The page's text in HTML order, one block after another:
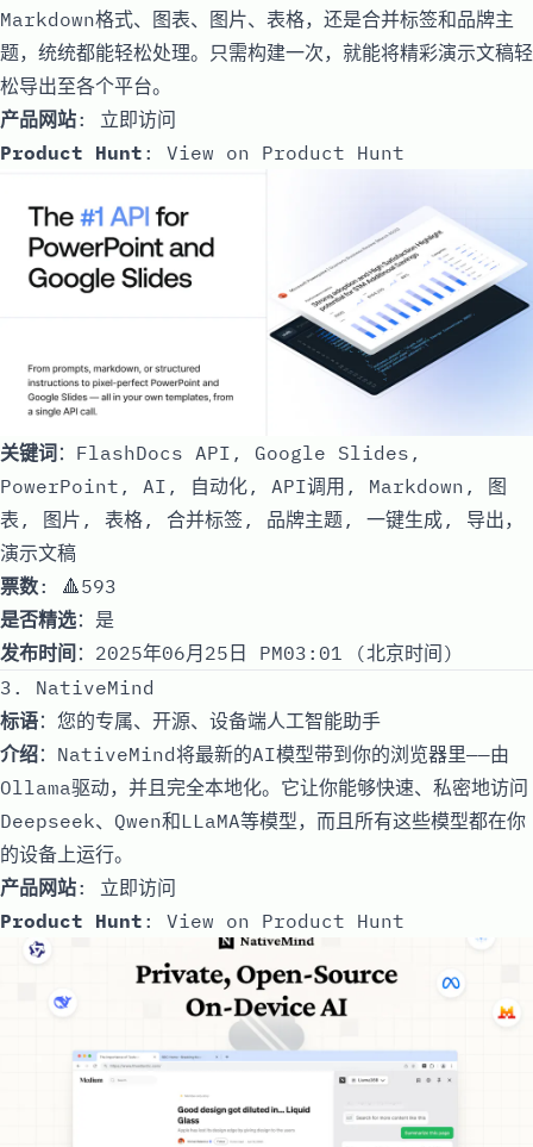
Markdown格式、图表、图片、表格，还是合并标签和品牌主
题，统统都能轻松处理。只需构建一次，就能将精彩演示文稿轻
松导出至各个平台。
产品网站: 立即访问
Product Hunt : View on Product Hunt
关键词：FlashDocs API, Google Slides,
PowerPoint, AI, 自动化, API调用, Markdown, 图
表, 图片, 表格, 合并标签, 品牌主题, 一键生成, 导出，
演示文稿
票数: 🔺593
是否精选：是
发布时间 ：2025年06月25日 PM03:01 (北京时间)
3. NativeMind
标语：您的专属、开源、设备端人工智能助手
介绍：NativeMind将最新的AI模型带到你的浏览器里——由
Ollama驱动，并且完全本地化。它让你能够快速、私密地访问
Deepseek、Qwen和LLaMA等模型，而且所有这些模型都在你
的设备上运行。
产品网站: 立即访问
Product Hunt : View on Product Hunt